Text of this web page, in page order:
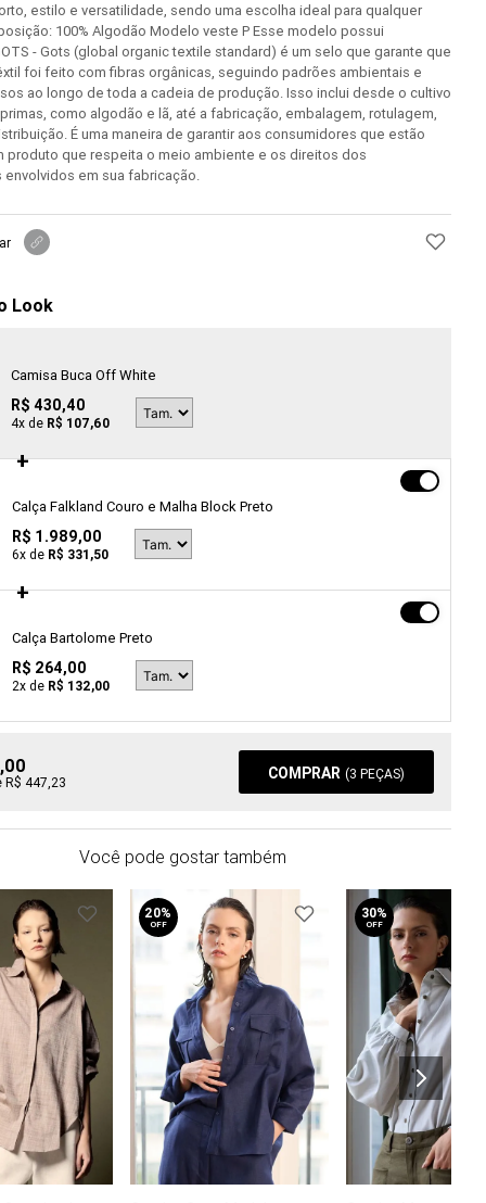
estilo e versatilidade, sendo uma escolha ideal para qualquer
100% Algodão Modelo veste P Esse modelo possui
- Gots (global organic textile standard) é um selo que garante que
foi feito com fibras orgânicas, seguindo padrões ambientais e
ao longo de toda a cadeia de produção. Isso inclui desde o cultivo
como algodão e lã, até a fabricação, embalagem, rotulagem,
É uma maneira de garantir aos consumidores que estão
produto que respeita o meio ambiente e os direitos dos
envolvidos em sua fabricação.
Look
Camisa Buca Off White
R$ 430,40
4x de R$ 107,60
Calça Falkland Couro e Malha Block Preto
R$ 1.989,00
6x de R$ 331,50
Calça Bartolome Preto
R$ 264,00
2x de R$ 132,00
R$ 447,23 COMPRAR (3 PEÇAS)
Você pode gostar também
20%
OFF
30%
OFF
M G